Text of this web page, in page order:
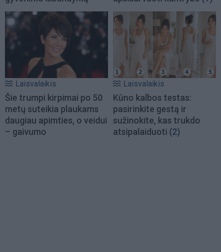
Laisvalaikis
Šie trumpi kirpimai po 50
metų suteikia plaukams
daugiau apimties, o veidui
– gaivumo
Laisvalaikis
Kūno kalbos testas:
pasirinkite gestą ir
sužinokite, kas trukdo
atsipalaiduoti (2)